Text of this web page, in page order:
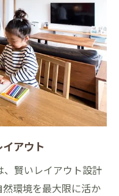
アウト
賢いレイアウト設計
環境を最大限に活か